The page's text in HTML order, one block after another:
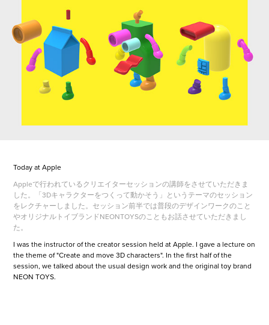
Today at Apple
Appleで行われているクリエイターセッションの講師をさせていただきま
した。「3Dキャラクターをつくって動かそう」というテーマのセッション
をレクチャーしました。セッション前半では普段のデザインワークのこと
やオリジナルトイブランドNEONTOYSのこともお話させていただきまし
た。
I was the instructor of the creator session held at Apple. I gave a lecture on
the theme of "Create and move 3D characters". In the first half of the
session, we talked about the usual design work and the original toy brand
NEON TOYS.